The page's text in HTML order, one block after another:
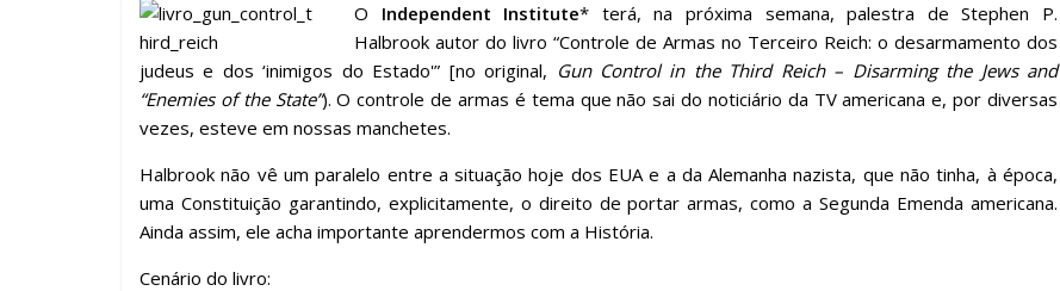
b
o
o
k
er s
A
p
p
gr
a
m
e
dI
n
p
ar
til
h
ar
O Independent Institute* terá, na próxima semana, palestra deStephen P.
Halbrook autor do livro “Controle de Armas no Terceiro Reich: o desarmamento dos
judeus e dos ‘inimigos do Estado'” [no original, Gun Control in the Third Reich – Disarming the Jews and
“Enemies of the State”). O controle de armas é tema que não sai do noticiário da TV americana e, por diversas
vezes, esteve em nossas manchetes.
Halbrook não vê um paralelo entre a situação hoje dos EUA e a da Alemanha nazista, que não tinha, à época,
uma Constituição garantindo, explicitamente, o direito de portar armas, como a Segunda Emenda americana.
Ainda assim, ele acha importante aprendermos com a História.
Cenário do livro: